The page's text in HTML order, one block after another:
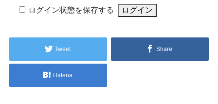
ログイン状態を保存する
Tweet Share
Hatena